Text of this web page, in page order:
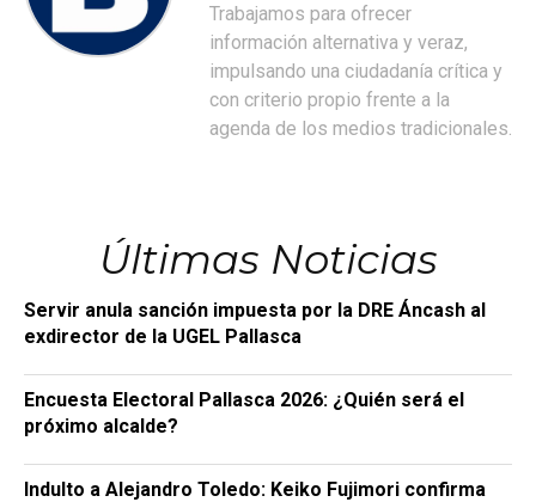
Trabajamos para ofrecer
información alternativa y veraz,
impulsando una ciudadanía crítica y
con criterio propio frente a la
agenda de los medios tradicionales.
Últimas Noticias
Servir anula sanción impuesta por la DRE Áncash al
exdirector de la UGEL Pallasca
Encuesta Electoral Pallasca 2026: ¿Quién será el
próximo alcalde?
Indulto a Alejandro Toledo: Keiko Fujimori confirma